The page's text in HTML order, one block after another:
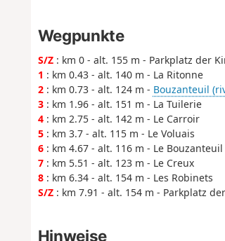
Wegpunkte
S/Z: km 0 - alt. 155 m - Parkplatz der
1 : km 0.43 - alt. 140 m - La Ritonne
2: km 0.73 - alt. 124 m - Bouzanteuil
3: km 1.96 - alt. 151 m - La Tuilerie
4: km 2.75 - alt. 142 m - Le Carroir
5: km 3.7 - alt. 115 m - Le Voluais
6: km 4.67 - alt. 116 m - Le Bouzanteuil
7: km 5.51 - alt. 123 m - Le Creux
8: km 6.34 - alt. 154 m - Les Robinets
S/Z: km 7.91 - alt. 154 m - Parkplatz
Hinweise